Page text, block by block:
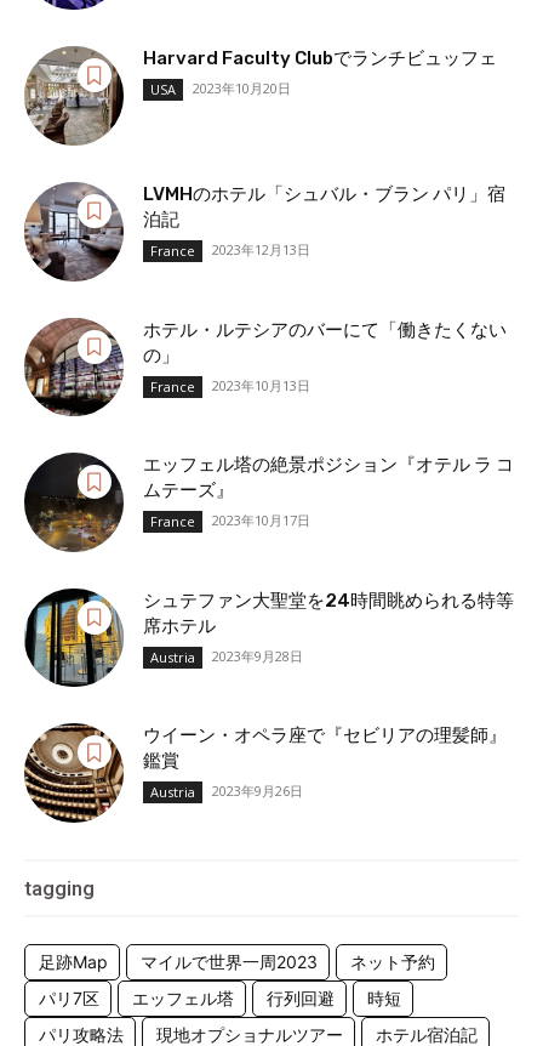
Harvard Faculty Clubでランチビュッフェ
USA 2023年10月20日
LVMHのホテル「シュバル・ブラン パリ」宿
泊記
France 2023年12月13日
ホテル・ルテシアのバーにて「働きたくない
の」
France 2023年10月13日
エッフェル塔の絶景ポジション『オテル ラ コ
ムテーズ』
France 2023年10月17日
シュテファン大聖堂を24時間眺められる特等
席ホテル
Austria 2023年9月28日
ウイーン・オペラ座で『セビリアの理髪師』
鑑賞
Austria 2023年9月26日
tagging
足跡Map マイルで世界一周2023
ネット予約
パリ7区
エッフェル塔 行列回避
時短
パリ攻略法
現地オプショナルツアー
ホテル宿泊記